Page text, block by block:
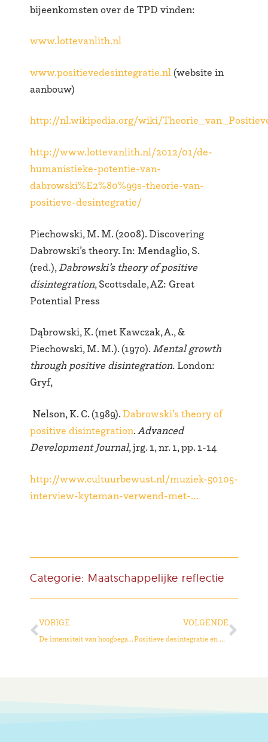
bijeenkomsten over de TPD vinden:
www.lottevanlith.nl
www.positievedesintegratie.nl(website in
aanbouw)
http://nl.wikipedia.org/wiki/
http://www.lottevanlith.nl/2012/01/de-
humanistieke-potentie-van-
dabrowski%E2%80%99s-theorie-van-
positieve-desintegratie/
Piechowski, M. M. (2008). Discovering
Dabrowski’s theory. In: Mendaglio, S.
(red.),Dabrowski’s theory of positive
disintegration, Scottsdale, AZ: Great
Potential Press
Dąbrowski, K. (met Kawczak, A., &
Piechowski, M. M.). (1970). Mental growth
through positive disintegration. London:
Gryf,
Nelson, K. C. (1989). Dabrowski’s theory of
positive disintegration.Advanced
Development Journal, jrg. 1, nr. 1, pp. 1-14
http://www.cultuurbewust.nl/muziek-50105-
interview-kyteman-verwend-met-…
Categorie: Maatschappelijke reflectie
VORIGE
De intensiteit van hoogbegaafde kinderen
VOLGENDE
Positieve desintegratie en begaafdheid in de begeleidingspraktijk